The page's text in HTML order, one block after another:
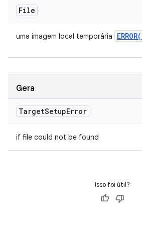
File
uma imagem local temporária ERROR(
Gera
TargetSetupError
if file could not be found
Isso foi útil?